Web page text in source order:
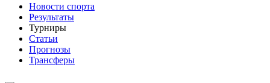
Новости спорта
Результаты
Турниры
Статьи
Прогнозы
Трансферы